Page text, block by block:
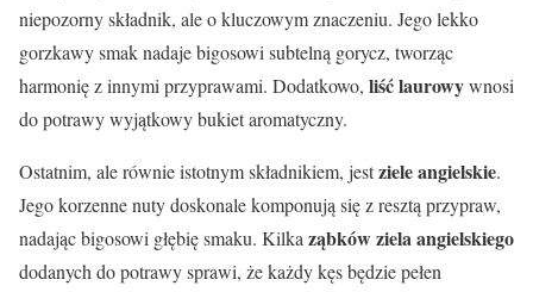
niepozorny składnik, ale o kluczowym znaczeniu. Jego lekko
gorzkawy smak nadaje bigosowi subtelną gorycz, tworząc
harmonię z innymi przyprawami. Dodatkowo, liść laurowywnosi
do potrawy wyjątkowy bukiet aromatyczny.
Ostatnim, ale równie istotnym składnikiem, jestziele angielskie.
Jego korzenne nuty doskonale komponują się z resztą przypraw,
nadając bigosowi głębię smaku. Kilka ząbków ziela angielskiego
dodanych do potrawy sprawi, że każdy kęs będzie pełen